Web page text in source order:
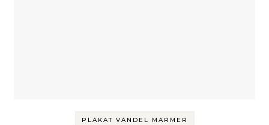
PLAKAT VANDEL MARMER